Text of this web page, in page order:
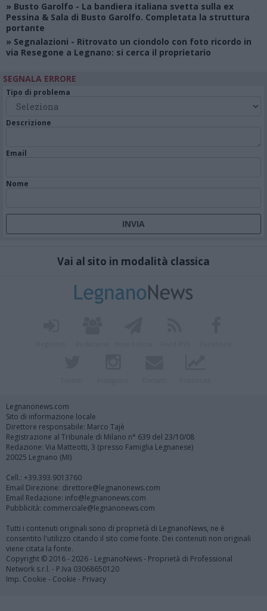
» Busto Garolfo - La bandiera italiana svetta sulla ex
Pessina & Sala di Busto Garolfo. Completata la struttura
portante
» Segnalazioni - Ritrovato un ciondolo con foto ricordo in
via Resegone a Legnano: si cerca il proprietario
SEGNALA ERRORE
Tipo di problema
Descrizione
Email
Nome
Vai al sito in modalità classica
Legnanonews.com
Sito di informazione locale
Direttore responsabile: Marco Tajè
Registrazione al Tribunale di Milano n° 639 del 23/10/08
Redazione: Via Matteotti, 3 (presso Famiglia Legnanese)
20025 Legnano (MI)
Cell.: +39.393.9013760
Email Direzione: direttore@legnanonews.com
Email Redazione: info@legnanonews.com
Pubblicità: commerciale@legnanonews.com
Tutti i contenuti originali sono di proprietà di LegnanoNews, ne è
consentito l'utilizzo citando il sito come fonte. Dei contenuti non originali
viene citata la fonte.
Copyright © 2016 - 2026 - LegnanoNews - Proprietà di Professional
Network s.r.l. - P.Iva 03068650120
Imp. Cookie - Cookie - Privacy